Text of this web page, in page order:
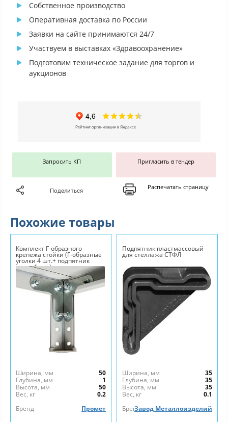
Собственное производство
Оперативная доставка по России
Заявки на сайте принимаются 24/7
Участвуем в выставках «Здравоохранение»
Подготовим техническое задание для торгов и
аукционов
Запросить КП Пригласить в тендер
Поделиться Распечатать страницу
Похожие товары
Комплект Г-образного
крепежа стойки (Г-образные
уголки 4 шт.+ подпятник
пласт.1 шт.)
Ширина, мм
50
Глубина, мм
1
Высота, мм
50
Вес, кг
0.2
Бренд
Промет
Подпятник пластмассовый
для стеллажа СТФЛ
Ширина, мм
35
Глубина, мм
35
Высота, мм
35
Вес, кг
0.1
БрендЗавод Металлоизделий